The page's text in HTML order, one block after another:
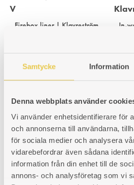
Samtycke Information
Denna webbplats använder
Vi använder enhetsidentifierare för
och annonserna till användarna,
för sociala medier och analysera
vidarebefordrar även sådana
information från din enhet till de
annons- och analysföretag som vi
Firebox liner | Klavreström
side of the oven.
Art. nr: 430326101
In-
The
130